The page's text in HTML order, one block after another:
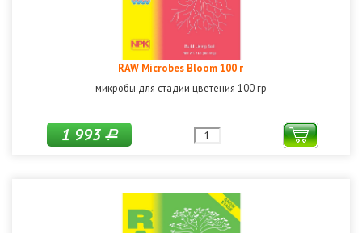
RAW Microbes Bloom 100 г
микробы для стадии цветения 100 гр
1 993Р